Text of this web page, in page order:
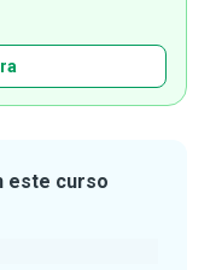
este curso